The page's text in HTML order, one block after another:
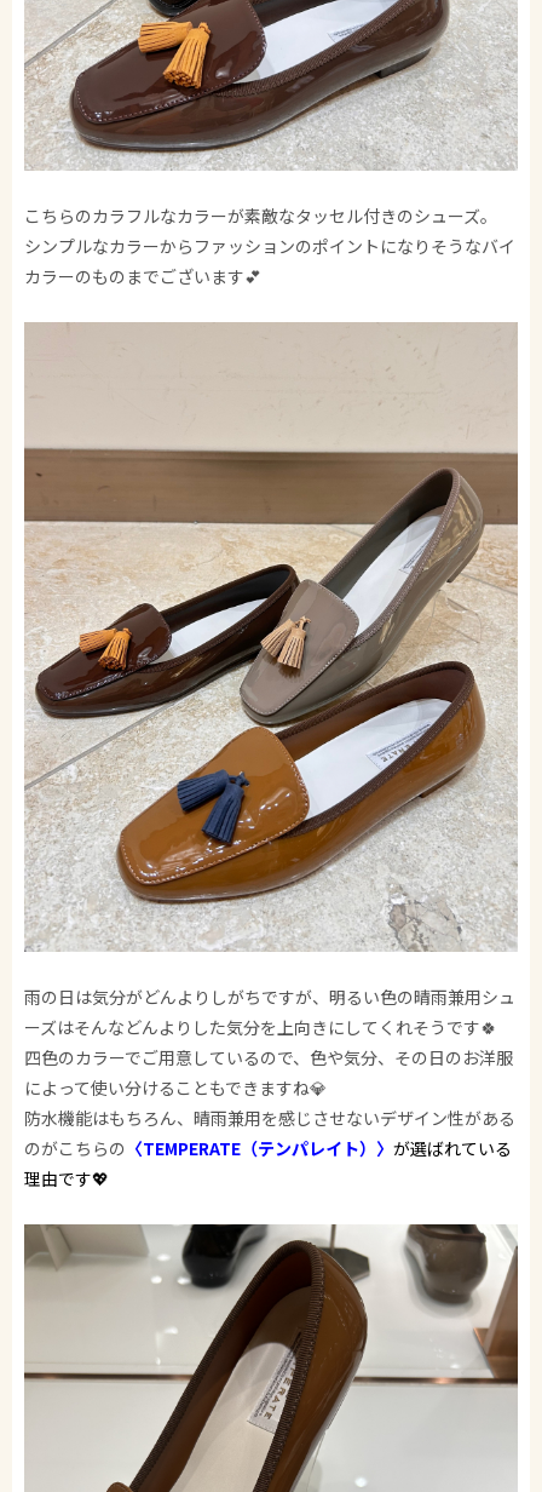
こちらのカラフルなカラーが素敵なタッセル付きのシューズ。
シンプルなカラーからファッションのポイントになりそうなバイ
カラーのものまでございます💕
雨の日は気分がどんよりしがちですが、明るい色の晴雨兼用シュ
ーズはそんなどんよりした気分を上向きにしてくれそうです🍀
四色のカラーでご用意しているので、色や気分、その日のお洋服
によって使い分けることもできますね💎
防水機能はもちろん、晴雨兼用を感じさせないデザイン性がある
のがこちらの 〈TEMPERATE（テンパレイト）〉 が選ばれている
理由です💖